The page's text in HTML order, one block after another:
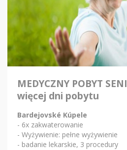
MEDYCZNY POBYT
więcej dni pobytu
Bardejovské Kúpele
- 6x zakwaterowanie
- Wyżywienie: pełne wyżywienie
- badanie lekarskie, 3 procedury